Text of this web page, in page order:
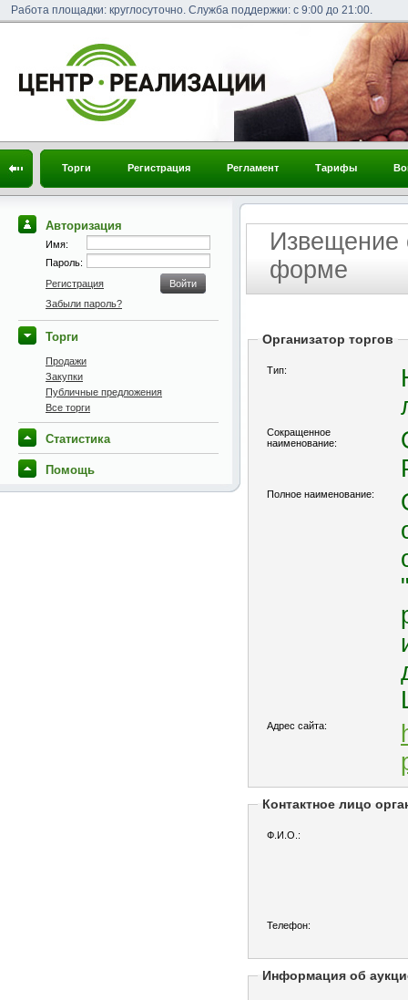
Работа площадки: круглосуточно. Служба поддержки: с 9:00 до 21:00.
Торги Регистрация Регламент Тарифы
Авторизация
Имя:
Пароль:
Регистрация
Забыли пароль?
Торги
Продажи
Закупки
Публичные предложения
Все торги
Статистика
Помощь
Извещение
форме
Организатор торгов
Тип:
Сокращенное
наименование:
Полное наименование:
Адрес сайта:
Контактное лицо
Ф.И.О.:
Телефон:
Информация об